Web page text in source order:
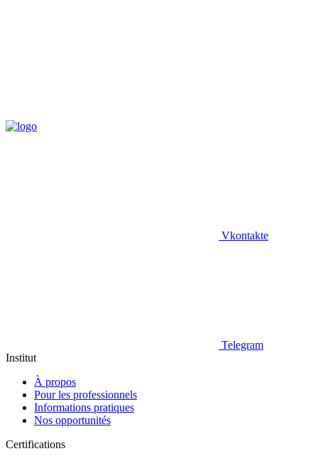
Vkontakte
Telegram
Institut
À propos
Pour les professionnels
Informations pratiques
Nos opportunités
Certifications